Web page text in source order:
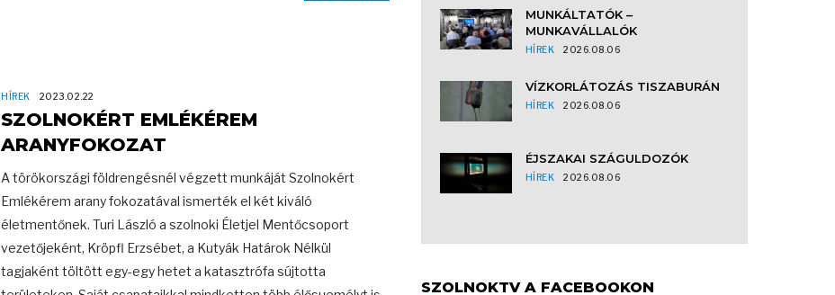
HÍREK 2023.02.22
SZOLNOKÉRT EMLÉKÉREM
ARANYFOKOZAT
A törökországi földrengésnél végzett munkáját Szolnokért
Emlékérem arany fokozatával ismerték el két kiváló
életmentőnek. Turi László a szolnoki Életjel Mentőcsoport
vezetőjeként, Kröpfl Erzsébet, a Kutyák Határok Nélkül
tagjaként töltött egy-egy hetet a katasztrófa sújtotta
MUNKÁLTATÓK –
MUNKAVÁLLALÓK
HÍREK 2026.08.06
VÍZKORLÁTOZÁS TISZABURÁN
HÍREK 2026.08.06
ÉJSZAKAI SZÁGULDOZÓK
HÍREK 2026.08.06
SZOLNOKTV A FACEBOOKON